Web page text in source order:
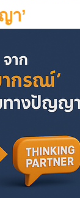
า’